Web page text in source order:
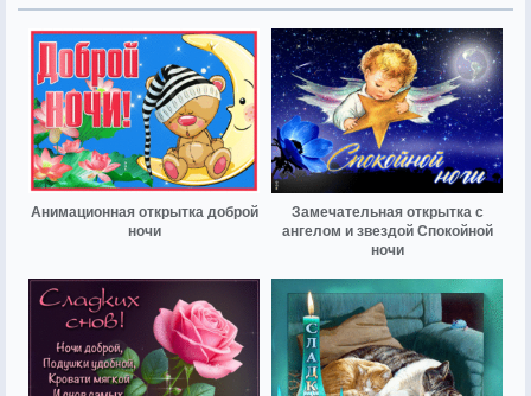
Анимационная открытка доброй
ночи
Замечательная открытка с
ангелом и звездой Спокойной
ночи